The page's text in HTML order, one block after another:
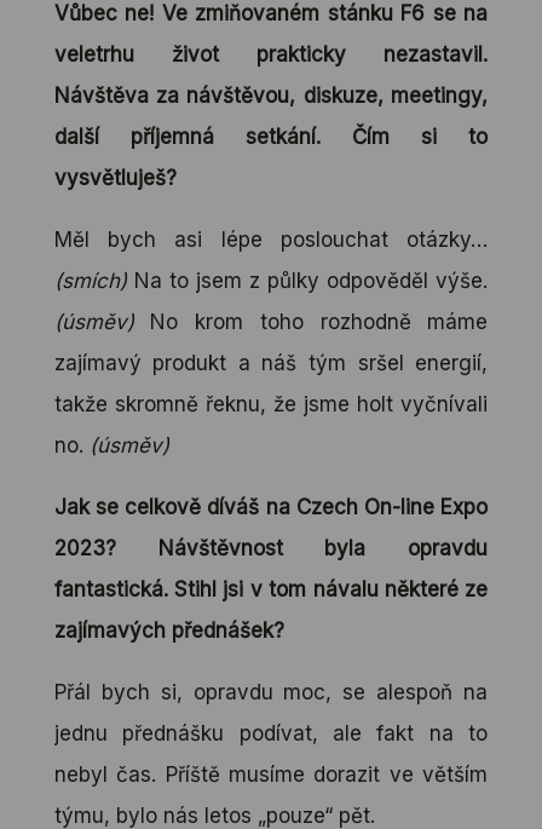
Vůbec ne! Ve zmiňovaném stánku F6 se na
veletrhu život prakticky nezastavil.
Návštěva za návštěvou, diskuze, meetingy,
další příjemná setkání. Čím si to
vysvětluješ?
Měl bych asi lépe poslouchat otázky…
(smích) Na to jsem z půlky odpověděl výše.
(úsměv)No krom toho rozhodně máme
zajímavý produkt a náš tým sršel energií,
takže skromně řeknu, že jsme holt vyčnívali
no. (úsměv)
Jak se celkově díváš na Czech On-line Expo
2023? Návštěvnost byla opravdu
fantastická. Stihl jsi v tom návalu některé ze
zajímavých přednášek?
Přál bych si, opravdu moc, se alespoň na
jednu přednášku podívat, ale fakt na to
nebyl čas. Příště musíme dorazit ve větším
týmu, bylo nás letos „pouze“ pět.